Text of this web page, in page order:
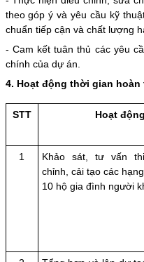
theo góp ý và yêu cầu kỹ
chuẩn tiếp cận và chất lượng
- Cam kết tuân thủ các yêu
chính của dự án.
4. Hoạt động thời gian
STT Hoạt động
1
Khảo sát, tư vấn
chỉnh, cải tạo các
10 hộ gia đình người